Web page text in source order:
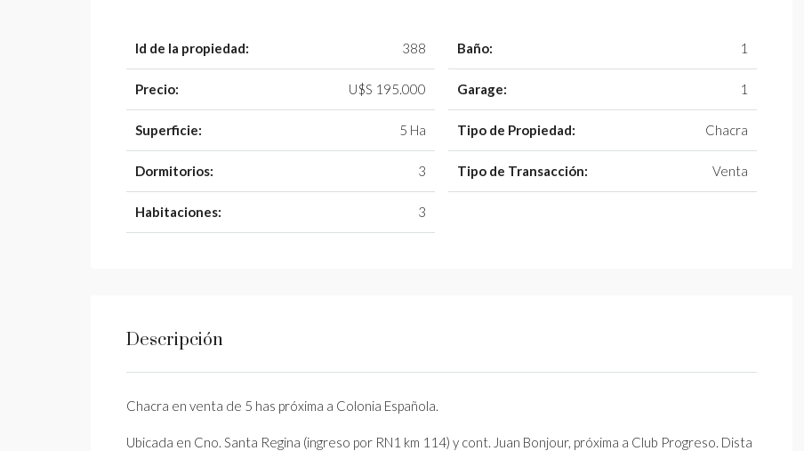
Id de la propiedad: 388
Precio: U$S 195.000
Superficie: 5 Ha
Dormitorios: 3
Habitaciones: 3
Baño: 1
Garage: 1
Tipo de Propiedad: Chacra
Tipo de Transacción: Venta
Descripción
Chacra en venta de 5 has próxima a Colonia Española.
Ubicada en Cno. Santa Regina (ingreso por RN1 km 114) y cont. Juan Bonjour, próxima a Club Progreso. Dista